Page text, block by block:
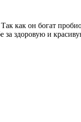
как он богат
за здоровую и